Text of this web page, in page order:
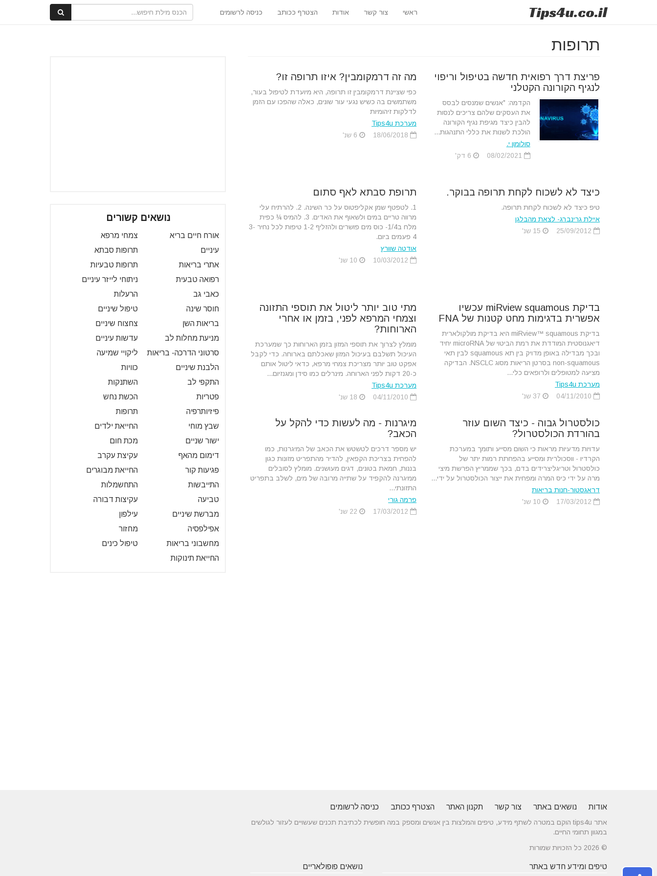
Tips4u.co.il ראשי צור קשר אודות הצטרף ככותב כניסה לרשומים
תרופות
פריצת דרך רפואית חדשה בטיפול וריפוי
לנגיף הקורונה הקטלני
הקדמה: "אנשים שמנסים לבסס
את העסקים שלהם צריכים לנסות
להבין כיצד מגיפת נגיף הקורונה
הולכת לשנות את כללי התנהגות...
סולומון י.
מה זה דרמקומבין? איזו תרופה זו?
כפי שציינת דרמקומבין זו תרופה, היא מיועדת לטיפול בעור,
משתמשים בה כשיש נגעי עור שונים, כאלה שהפכו עם הזמן
לדלקות זיהומיות
מערכת Tips4u
כיצד לא לשכוח לקחת תרופה בבוקר.
טיפ כיצד לא לשכוח לקחת תרופה.
איילת גרינברג- לצאת מהבלגן
תרופת סבתא לאף סתום
1. לטפטף שמן אקליפטוס על כר השינה. 2. להרתיח עלי
מרווה טריים במים ולשאוף את האדים. 3. להמיס ¼ כפית
מלח ב1/4- כוס מים פושרים ולהזליף 1-2 טיפות לכל נחיר 3-
4 פעמים ביום.
אודטה שוורץ
בדיקת miRview squamous עכשיו
אפשרית בדגימות מחט קטנות של FNA
בדיקת miRview™ squamous היא בדיקת מולקולארית
דיאגנוסטית המודדת את רמת הביטוי של microRNA יחיד
ובכך מבדילה באופן מדויק בין תא squamous לבין תאי
non-squamous בסרטן הריאות מסוג NSCLC. הבדיקה
מציעה למטופלים ולרופאים כלי...
מערכת Tips4u
מתי טוב יותר ליטול את תוספי התזונה
וצמחי המרפא לפני, בזמן או אחרי
הארוחות?
מומלץ לצרוך את תוספי המזון בזמן הארוחות כך שמערכת
העיכול תשלבם בעיכול המזון שאכלתם בארוחה. כדי לקבל
אפקט טוב יותר מצריכת צמחי מרפא, כדאי ליטול אותם
כ-20 דקות לפני הארוחה. מינרלים כמו סידן ומגנזיום...
מערכת Tips4u
כולסטרול גבוה - כיצד השום עוזר
בהורדת הכולסטרול?
עדויות מדעיות מראות כי השום מסייע ותומך במערכת
הקרדיו - ווסכולרית ומסייע בהפחתת רמות יתר של
כולסטרול וטריגליצרידים בדם, בכך שממריץ הפרשת מיצי
מרה על ידי כיס המרה ומפחית את ייצור הכולסטרול על ידי...
דראגסטור-חנות בריאות
מיגרנות - מה לעשות כדי להקל על
הכאב?
יש מספר דרכים לטשטש את הכאב של המיגרנות, כמו
להפחית בצריכת הקפאין, להדיר מהתפריט מזונות כגון
בננות, חמאת בטונים, דגים מעושנים. מומלץ לסובלים
ממיגרנה להקפיד על שתייה מרובה של מים, לשלב בתפריט
התזונתי...
פרמה גורי
נושאים קשורים
אורח חיים בריא
צמחי מרפא
עיניים
תרופות סבתא
אתרי בריאות
תרופות טבעיות
רפואה טבעית
ניתוחי לייזר עיניים
כאבי גב
הרעלות
חוסר שינה
טיפול שיניים
בריאות השן
צחצוח שיניים
מניעת מחלות לב
עדשות עיניים
סרטוני הדרכה- בריאות
ליקויי שמיעה
הלבנת שיניים
כוויות
התקפי לב
השתנקות
פטריות
הכשת נחש
פיזיותרפיה
תרופות
שבץ מוחי
החייאת ילדים
ישור שניים
מכת חום
דימום מהאף
עקיצת עקרב
פגיעות קור
החייאת מבוגרים
התייבשות
התחשמלות
טביעה
עקיצות דבורה
מברשת שיניים
עילפון
אפילפסיה
מחזור
מחשבוני בריאות
טיפול כינים
החייאת תינוקות
אודות נושאים באתר צור קשר תקנון האתר הצטרף ככותב כניסה לרשומים
אתר tips4u הוקם במטרה לשתף מידע, טיפים והמלצות בין אנשים ומספק במה חופשית לכתיבת תכנים שעשויים לעזור לגולשים
במגוון תחומי החיים.
© 2026 כל הזכויות שמורות
טיפים ומידע חדש באתר נושאים פופולאריים